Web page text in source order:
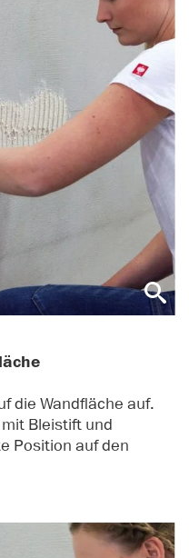
die Wandfläche auf.
Bleistift und
Position auf den